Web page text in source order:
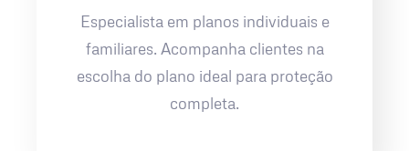
Especialista em planos individuais e
familiares. Acompanha clientes na
escolha do plano ideal para proteção
completa.